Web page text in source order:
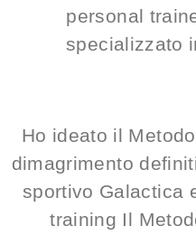
personal
specializzato
Ho ideato il
dimagrimento
sportivo Galactica
training Il